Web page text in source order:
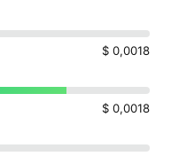
$ 0,0018
$ 0,0018